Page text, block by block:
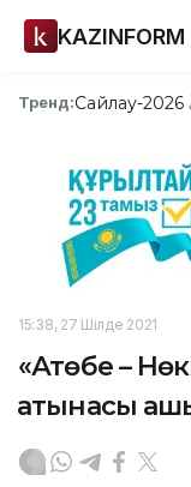
KAZINFORM
Тренд:Сайлау-2026
15:38, 27 Шілде 2021
«Ақтөбе –
қатынасы